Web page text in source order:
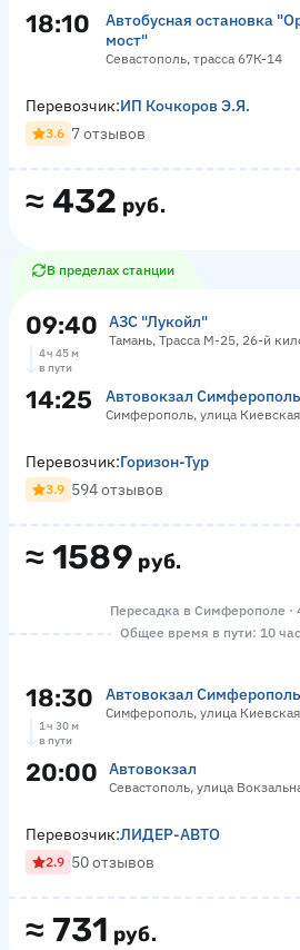
18:10
Автобусная остановка
мост"
Севастополь, трасса 67К-14
≈ 432 руб.
Перевозчик:ИП Кочкоров Э.Я.
3.6 7 отзывов
В пределах станции
09:40 АЗС "Лукойл"
Тамань, Трасса М-25, 26-й
4 ч 45 м
в пути
14:25 Автовокзал Симферополь
Симферополь, улица
≈ 1589 руб.
Перевозчик:Горизон-Тур
3.9 594 отзывов
Пересадка в Симферополе ·
Общее время в пути: 10
18:30 Автовокзал Симферополь
Симферополь, улица
1 ч 30 м
в пути
20:00 Автовокзал
Севастополь, улица
≈ 731 руб.
Перевозчик:ЛИДЕР-АВТО
2.9 50 отзывов